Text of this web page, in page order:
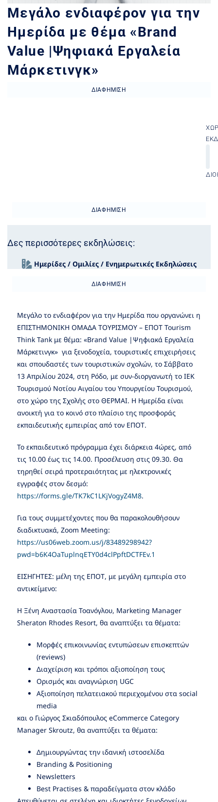
Μεγάλο ενδιαφέρον για την
Ημερίδα με θέμα «Brand
Value |Ψηφιακά Εργαλεία
Μάρκετινγκ»
ΔΙΑΦΉΜΙΣΗ
ΔΙΑΦΉΜΙΣΗ
Δες περισσότερες εκδηλώσεις:
Ημερίδες / Ομιλίες / Ενημερωτικές Εκδηλώσεις
ΔΙΑΦΉΜΙΣΗ
Μεγάλο το ενδιαφέρον για την Ημερίδα που οργανώνει η
ΕΠΙΣΤΗΜΟΝΙΚΗ ΟΜΑΔΑ ΤΟΥΡΙΣΜΟΥ – ΕΠΟΤ Tourism
Think Tank με θέμα: «Brand Value |Ψηφιακά Εργαλεία
Μάρκετινγκ» για ξενοδοχεία, τουριστικές επιχειρήσεις
και σπουδαστές των τουριστικών σχολών, το Σάββατο
13 Απριλίου 2024, στη Ρόδο, με συν-διοργανωτή το ΙΕΚ
Τουρισμού Νοτίου Αιγαίου του Υπουργείου Τουρισμού,
στο χώρο της Σχολής στο ΘΕΡΜΑΙ. Η Ημερίδα είναι
ανοικτή για το κοινό στο πλαίσιο της προσφοράς
εκπαιδευτικής εμπειρίας από τον ΕΠΟΤ.
Το εκπαιδευτικό πρόγραμμα έχει διάρκεια 4ώρες, από
τις 10.00 έως τις 14.00. Προσέλευση στις 09.30. Θα
τηρηθεί σειρά προτεραιότητας με ηλεκτρονικές
εγγραφές στον δεσμό:
https://forms.gle/TK7kC1LKjVogyZ4M8.
Για τους συμμετέχοντες που θα παρακολουθήσουν
διαδικτυακά, Zoom Meeting:
https://us06web.zoom.us/j/83489298942?
pwd=b6K4OaTuplnqETY0d4clPpftDCTFEv.1
ΕΙΣΗΓΗΤΕΣ: μέλη της ΕΠΟΤ, με μεγάλη εμπειρία στο
αντικείμενο:
Η Ξένη Αναστασία Τοανόγλου, Marketing Manager
Sheraton Rhodes Resort, θα αναπτύξει τα θέματα:
Μορφές επικοινωνίας εντυπώσεων επισκεπτών
(reviews)
Διαχείριση και τρόποι αξιοποίηση τους
Ορισμός και αναγνώριση UGC
Αξιοποίηση πελατειακού περιεχομένου στα social
media
και ο Γιώργος Σκιαδόπουλος eCommerce Category
Manager Skroutz, θα αναπτύξει τα θέματα:
Δημιουργώντας την ιδανική ιστοσελίδα
Branding & Positioning
Newsletters
Best Practises & παραδείγματα στον κλάδο